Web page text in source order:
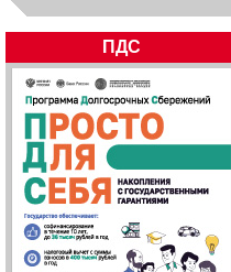
ПДС